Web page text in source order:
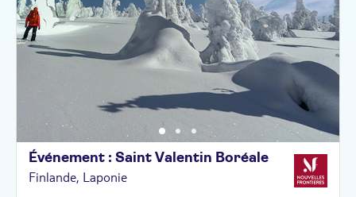
Événement : Saint Valentin Boréale
Finlande, Laponie